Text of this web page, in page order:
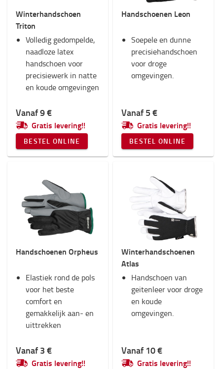
Winterhandschoen
Triton
Volledig gedompelde,
naadloze latex
handschoen voor
precisiewerk in natte
en koude omgevingen
Vanaf 9 €
Gratis levering!!
BESTEL ONLINE
Handschoenen Leon
Soepele en dunne
precisiehandschoen
voor droge
omgevingen.
Vanaf 5 €
Gratis levering!!
BESTEL ONLINE
Handschoenen Orpheus
Elastiek rond de pols
voor het beste
comfort en
gemakkelijk aan- en
uittrekken
Vanaf 3 €
Gratis levering!!
Winterhandschoenen
Atlas
Handschoen van
geitenleer voor droge
en koude
omgevingen.
Vanaf 10 €
Gratis levering!!